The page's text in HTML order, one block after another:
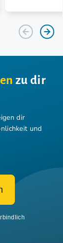
zu dir
dir
und